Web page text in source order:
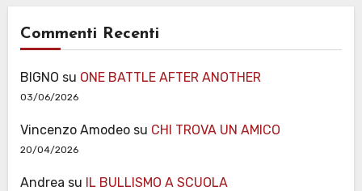
Commenti Recenti
BIGNO su ONE BATTLE AFTER ANOTHER
03/06/2026
Vincenzo Amodeosu CHI TROVA UN AMICO
20/04/2026
Andrea su IL BULLISMO A SCUOLA